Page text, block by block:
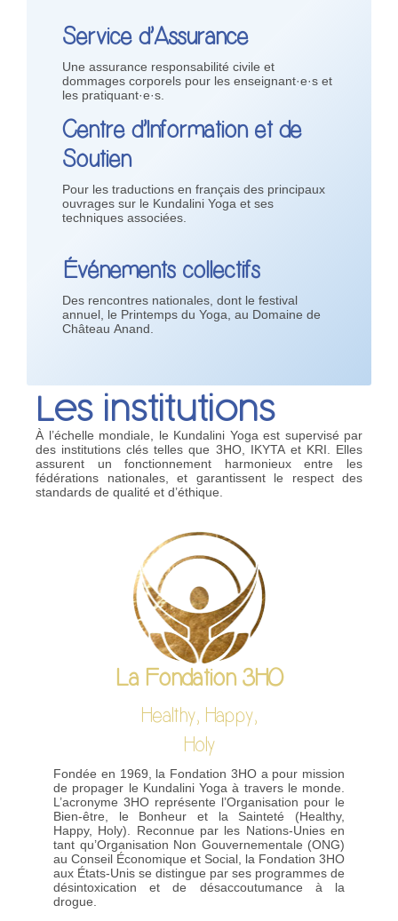
Service d’Assurance
Une assurance responsabilité civile et
dommages corporels pour les enseignant·e·s et
les pratiquant·e·s.
Centre d’Information et de
Soutien
Pour les traductions en français des principaux
ouvrages sur le Kundalini Yoga et ses
techniques associées.
Événements collectifs
Des rencontres nationales, dont le festival
annuel, le Printemps du Yoga, au Domaine de
Château Anand.
Les institutions
À l’échelle mondiale, le Kundalini Yoga est supervisé par
des institutions clés telles que 3HO, IKYTA et KRI. Elles
assurent un fonctionnement harmonieux entre les
fédérations nationales, et garantissent le respect des
standards de qualité et d’éthique.
La Fondation 3HO
Healthy, Happy,
Holy
Fondée en 1969, la Fondation 3HO a pour mission
de propager le Kundalini Yoga à travers le monde.
L’acronyme 3HO représente l’Organisation pour le
Bien-être, le Bonheur et la Sainteté (Healthy,
Happy, Holy). Reconnue par les Nations-Unies en
tant qu’Organisation Non Gouvernementale (ONG)
au Conseil Économique et Social, la Fondation 3HO
aux États-Unis se distingue par ses programmes de
désintoxication et de désaccoutumance à la
drogue.